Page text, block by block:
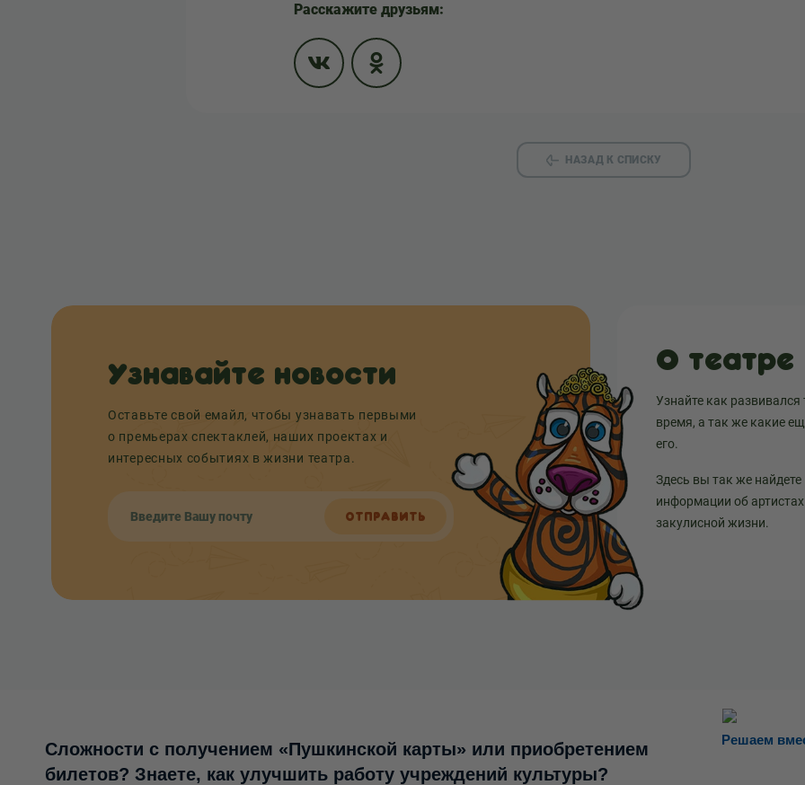
Расскажите друзьям:
НАЗАД К СПИСКУ
Узнавайте новости
Оставьте свой емайл, чтобы узнавать первыми
о премьерах спектаклей, наших проектах и
интересных событиях в жизни театра.
ОТПРАВИТЬ
О театре
Узнайте как развивался
время, а так же какие
его.
Здесь вы так же найдете
информации об артистах
закулисной жизни.
Решаем
Сложности с получением «Пушкинской карты» или приобретением
билетов? Знаете, как улучшить работу учреждений культуры?